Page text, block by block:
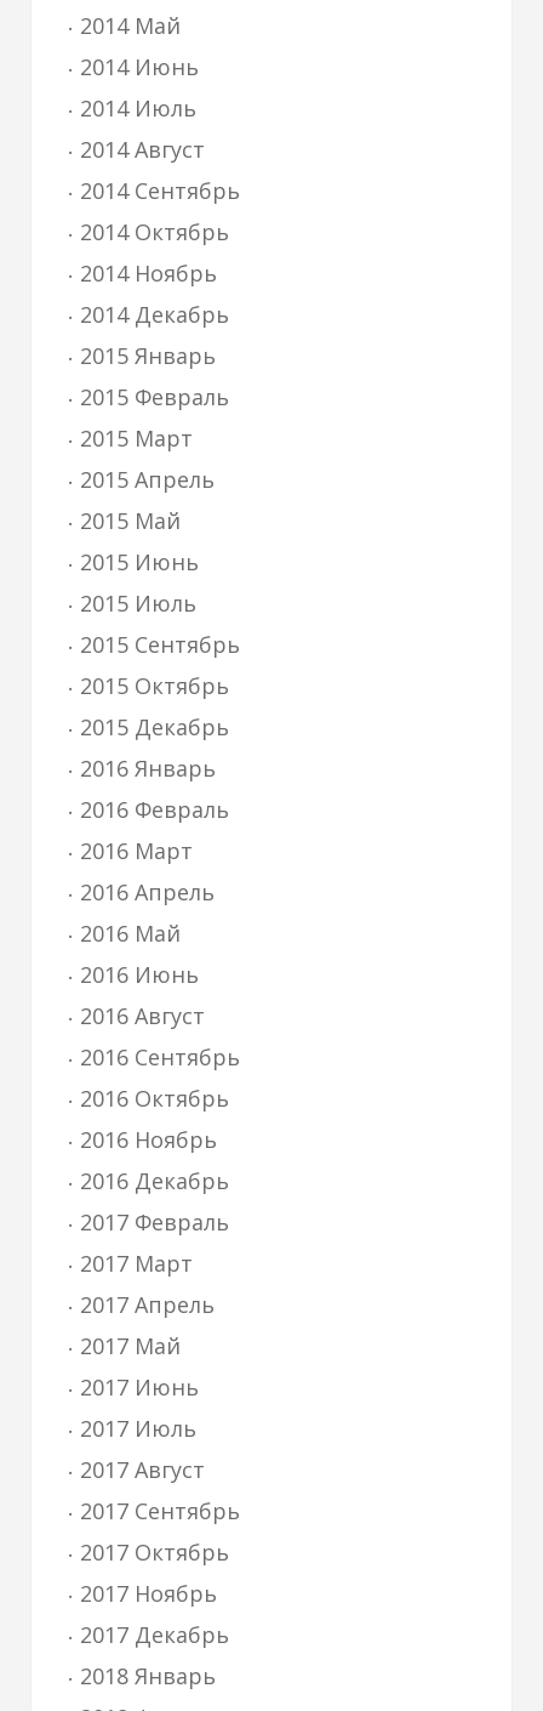
2014 Май
2014 Июнь
2014 Июль
2014 Август
2014 Сентябрь
2014 Октябрь
2014 Ноябрь
2014 Декабрь
2015 Январь
2015 Февраль
2015 Март
2015 Апрель
2015 Май
2015 Июнь
2015 Июль
2015 Сентябрь
2015 Октябрь
2015 Декабрь
2016 Январь
2016 Февраль
2016 Март
2016 Апрель
2016 Май
2016 Июнь
2016 Август
2016 Сентябрь
2016 Октябрь
2016 Ноябрь
2016 Декабрь
2017 Февраль
2017 Март
2017 Апрель
2017 Май
2017 Июнь
2017 Июль
2017 Август
2017 Сентябрь
2017 Октябрь
2017 Ноябрь
2017 Декабрь
2018 Январь